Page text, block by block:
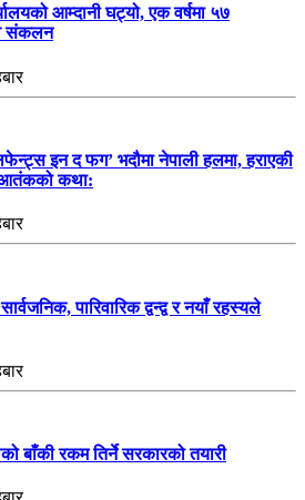
आम्दानी घट्यो, एक वर्षमा ५७
संकलन
इन द फग’ भदौमा नेपाली हलमा, हराएकी
आतंकको कथा:
पारिवारिक द्वन्द्व र नयाँ रहस्यले
बाँकी रकम तिर्ने सरकारको तयारी